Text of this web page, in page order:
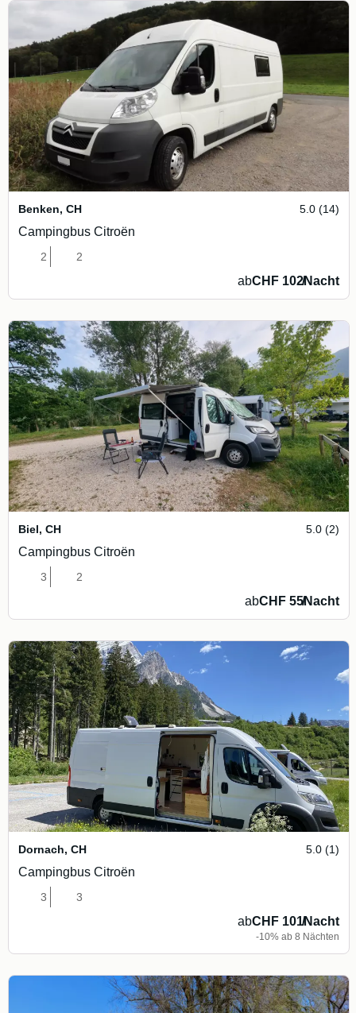
Benken, CH 5.0 (14)
Campingbus Citroën
2 2
abCHF 102/Nacht
Biel, CH 5.0 (2)
Campingbus Citroën
3 2
abCHF 55/Nacht
Dornach, CH 5.0 (1)
Campingbus Citroën
3 3
abCHF 101/Nacht
-10% ab 8 Nächten